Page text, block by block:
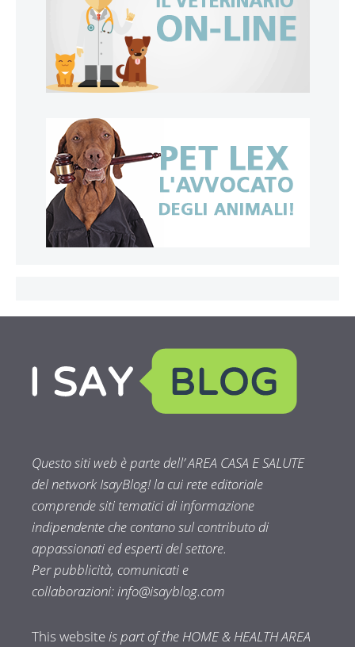
Questo siti web è parte dell’ AREA CASA E SALUTE
del network IsayBlog! la cui rete editoriale
comprende siti tematici di informazione
indipendente che contano sul contributo di
appassionati ed esperti del settore.
Per pubblicità, comunicati e
collaborazioni:info@isayblog.com
This websiteis part of the HOME & HEALTH AREA